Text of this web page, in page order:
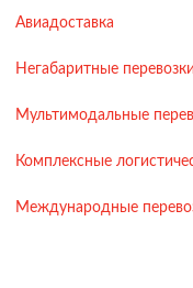
Авиадоставка
Негабаритные перевозки
Мультимодальные
Комплексные
Международные